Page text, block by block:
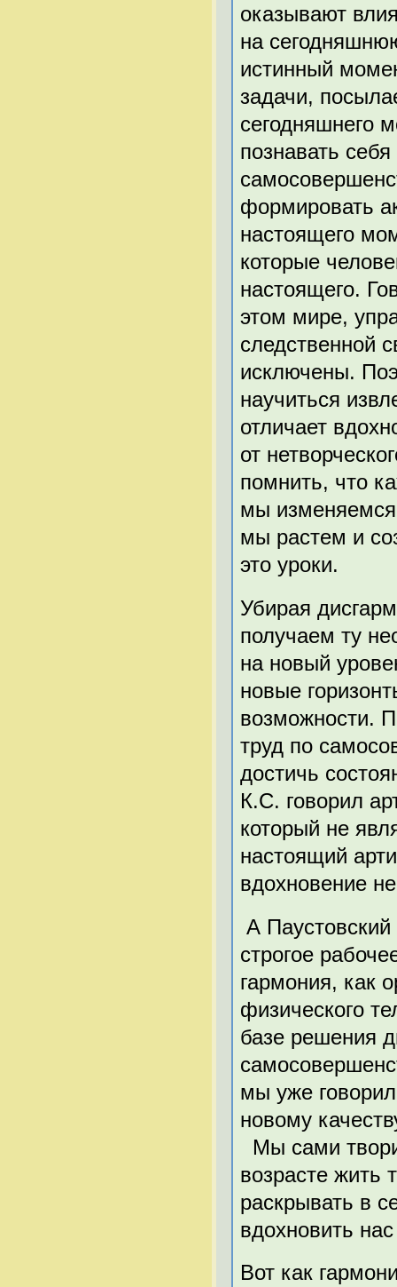
оказывают
на
истинный
задачи,
сегодняшнего
познавать
формировать
настоящего
которые
настоящего.
этом мире,
следственной
исключены.
научиться
отличает
от
помнить, что
мы
мы растем и
это уроки.
Убирая
получаем ту
на новый
новые
возможности.
труд по
достичь
К.С. говорил
который не
настоящий
вдохновение
А
строгое
гармония, как
физического
базе решения
мы уже
новому
Мы сами
возрасте жить
раскрывать в
вдохновить
Вот как